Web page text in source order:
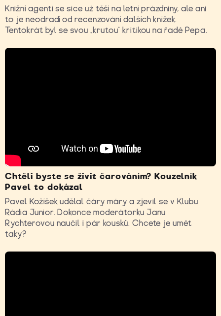
Knižní agenti se sice už těší na letní prázdniny, ale ani
to je neodradí od recenzování dalších knížek.
Tentokrát byl se svou „krutou“ kritikou na řadě Pepa.
Chtěli byste se živit čarováním? Kouzelník
Pavel to dokázal
Pavel Kožíšek udělal čáry máry a zjevil se v Klubu
Rádia Junior. Dokonce moderátorku Janu
Rychterovou naučil i pár kousků. Chcete je umět
taky?